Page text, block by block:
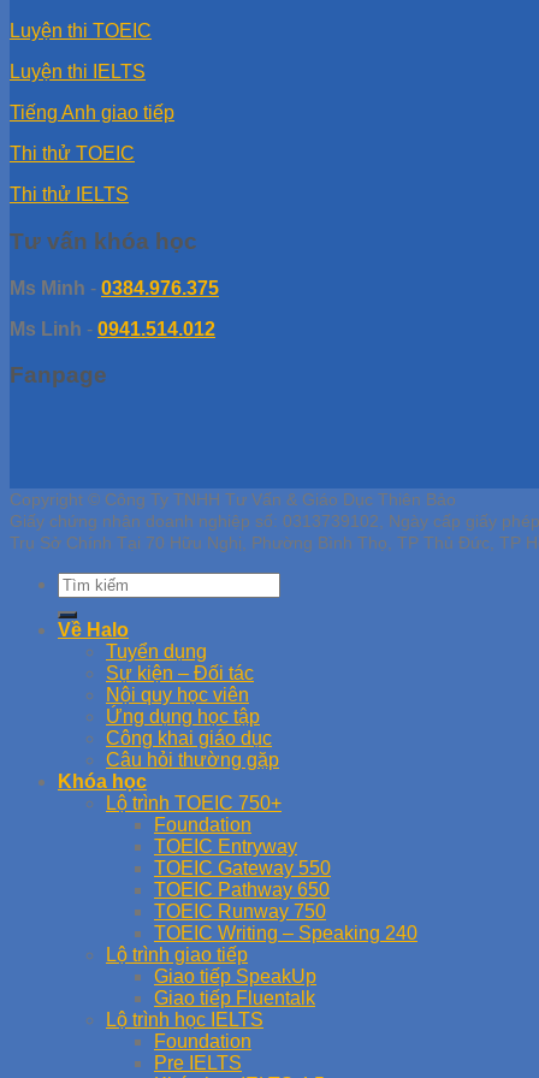
Luyện thi TOEIC
Luyện thi IELTS
Tiếng Anh giao tiếp
Thi thử TOEIC
Thi thử IELTS
Tư vấn khóa học
Ms Minh - 0384.976.375
Ms Linh - 0941.514.012
Fanpage
Copyright © Công Ty TNHH Tư Vấn & Giáo Dục Thiên Bảo
Giấy chứng nhận doanh nghiệp số: 0313739102, Ngày cấp giấy
Trụ Sở Chính Tại 70 Hữu Nghị, Phường Bình Thọ, TP Thủ Đức, TP
Về Halo
Tuyển dụng
Sự kiện – Đối tác
Nội quy học viên
Ứng dụng học tập
Công khai giáo dục
Câu hỏi thường gặp
Khóa học
Lộ trình TOEIC 750+
Foundation
TOEIC Entryway
TOEIC Gateway 550
TOEIC Pathway 650
TOEIC Runway 750
TOEIC Writing – Speaking 240
Lộ trình giao tiếp
Giao tiếp SpeakUp
Giao tiếp Fluentalk
Lộ trình học IELTS
Foundation
Pre IELTS